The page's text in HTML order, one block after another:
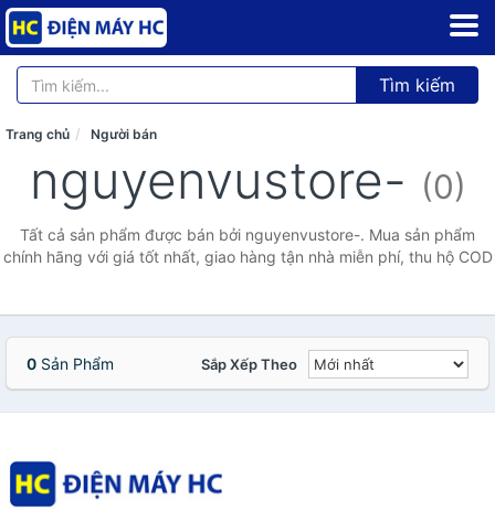
Tìm kiếm
Trang chủ Người bán
nguyenvustore- (0)
Tất cả sản phẩm được bán bởi nguyenvustore-. Mua sản phẩm
chính hãng với giá tốt nhất, giao hàng tận nhà miễn phí, thu hộ COD
0 Sản Phẩm Sắp Xếp Theo